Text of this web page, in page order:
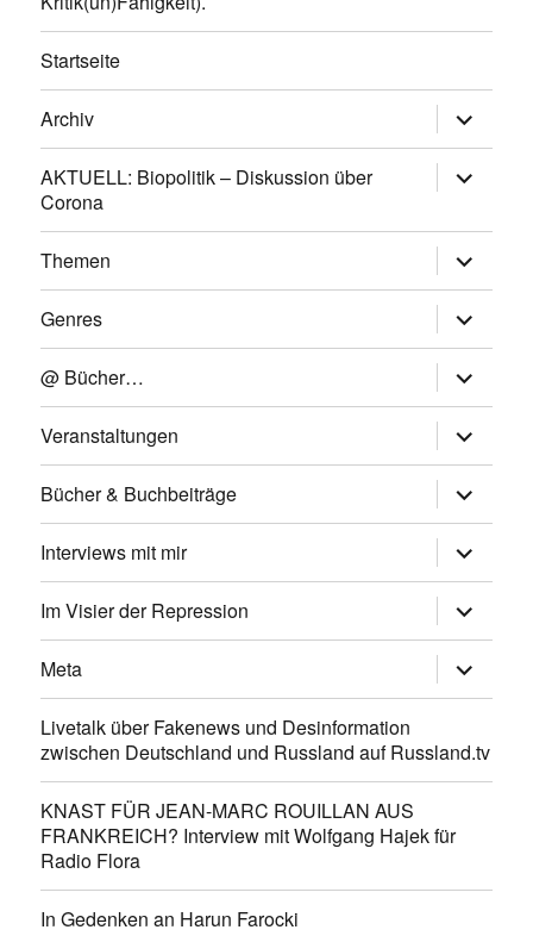
Startseite
Archiv
anzeigen
AKTUELL: Biopolitik – Diskussion über
Corona
anzeigen
Themen
anzeigen
Genres
anzeigen
@ Bücher…
anzeigen
Veranstaltungen
anzeigen
Bücher & Buchbeiträge
anzeigen
Interviews mit mir
anzeigen
Im Visier der Repression
anzeigen
Meta
anzeigen
Livetalk über Fakenews und Desinformation
zwischen Deutschland und Russland auf Russland.tv
KNAST FÜR JEAN-MARC ROUILLAN AUS
FRANKREICH? Interview mit Wolfgang Hajek für
Radio Flora
In Gedenken an Harun Farocki